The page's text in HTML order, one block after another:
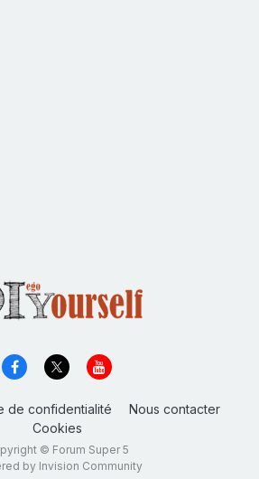
de confidentialité
Nous contacter
Cookies
© Forum Super 5
by Invision Community